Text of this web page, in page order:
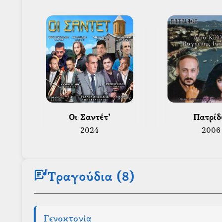
Οι Σαντέτ’
2024 2006
lyricsΤραγούδια (8)
Γενοκτονία